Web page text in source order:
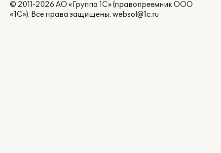
© 2011-2026 АО «Группа 1С» (правопреемник ООО
«1С»). Все права защищены. websol@1c.ru